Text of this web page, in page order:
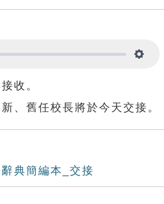
收。
新、舊任校長將於今天交接。
典簡編本_交接